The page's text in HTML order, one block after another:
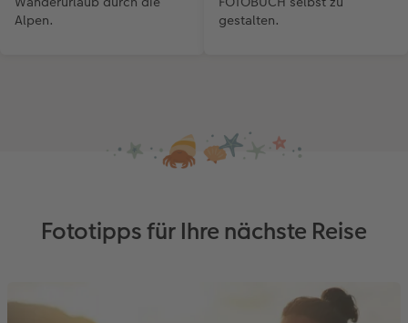
Alpen.
gestalten.
Fototipps für Ihre nächste Reise